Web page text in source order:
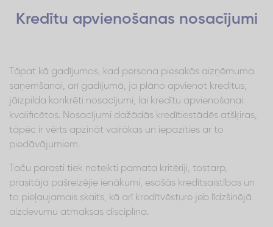
Kredītu apvienošanas nosacījumi
Tāpat kā gadījumos, kad persona piesakās aizņēmuma
saņemšanai, arī gadījumā, ja plāno apvienot kredītus,
jāizpilda konkrēti nosacījumi, lai kredītu apvienošanai
kvalificētos. Nosacījumi dažādās kredītiestādēs atšķiras,
tāpēc ir vērts apzināt vairākas un iepazīties ar to
piedāvājumiem.
Taču parasti tiek noteikti pamata kritēriji, tostarp,
prasītāja pašreizējie ienākumi, esošās kredītsaistības un
to pieļaujamais skaits, kā arī kredītvēsture jeb līdzšinējā
aizdevumu atmaksas disciplīna.